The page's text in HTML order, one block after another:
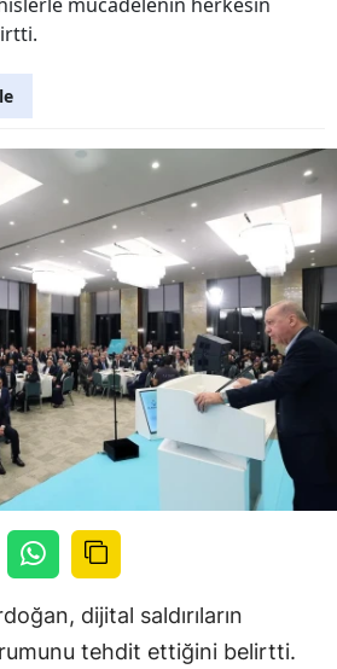
dijital saldırıların
tehdit ettiğini belirtti.